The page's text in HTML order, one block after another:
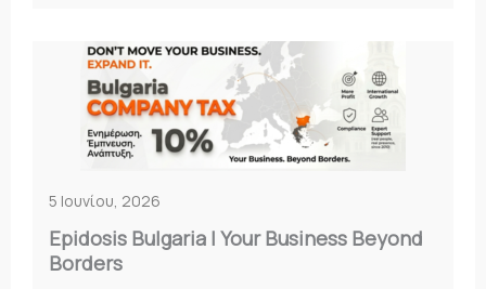
5 Ιουνίου, 2026
Epidosis Bulgaria | Your Business Beyond
Borders